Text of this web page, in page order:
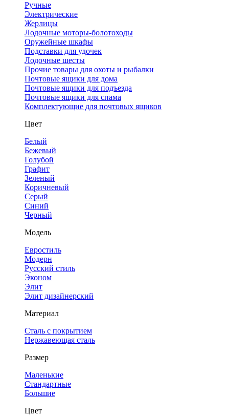
Ручные
Электрические
Жерлицы
Лодочные моторы-болотоходы
Оружейные шкафы
Подставки для удочек
Лодочные шесты
Прочие товары для охоты и рыбалки
Почтовые ящики для дома
Почтовые ящики для подъезда
Почтовые ящики для спама
Комплектующие для почтовых ящиков
Цвет
Белый
Бежевый
Голубой
Графит
Зеленый
Коричневый
Серый
Синий
Черный
Модель
Евростиль
Модерн
Русский стиль
Эконом
Элит
Элит дизайнерский
Материал
Сталь с покрытием
Нержавеющая сталь
Размер
Маленькие
Стандартные
Большие
Цвет